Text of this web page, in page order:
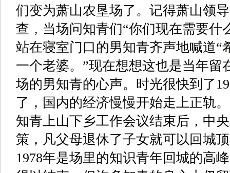
们变为萧山农垦场了。记得萧山领
查，当场问知青们“你们现在需要什
站在寝室门口的男知青齐声地喊道“
一个老婆。 ”现在想想这也是当年留
场的男知青的心声。时光很快到了
了，国内的经济慢慢开始走上正轨。
知青上山下乡工作会议结束后，中
策，凡父母退休了子女就可以回城
1978年是场里的知识青年回城的高